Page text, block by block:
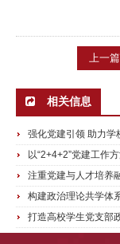
上一篇
相关信息
强化党建引领 助力学
以“2+4+2”党建工作
注重党建与人才培养
构建政治理论共学体
打造高校学生党支部